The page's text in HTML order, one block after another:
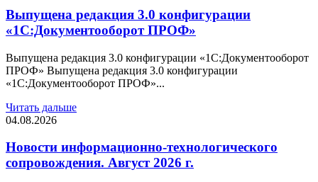
Выпущена редакция 3.0 конфигурации
«1С:Документооборот ПРОФ»
Выпущена редакция 3.0 конфигурации «1С:Документооборот
ПРОФ» Выпущена редакция 3.0 конфигурации
«1С:Документооборот ПРОФ»...
Читать дальше
04.08.2026
Новости информационно-технологического
сопровождения. Август 2026 г.